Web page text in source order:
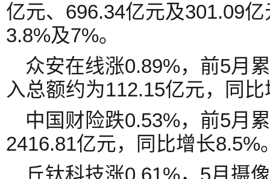
亿元、696.34亿元及301.09
3.8%及7%。
众安在线涨0.89%，前5月
入总额约为112.15亿元，同
中国财险跌0.53%，前5月
2416.81亿元，同比增长8.5%
丘钛科技涨0.61%，5月摄